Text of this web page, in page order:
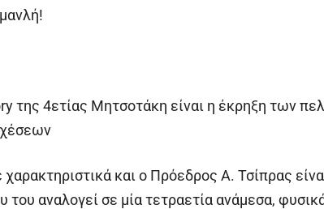
της 4ετίας Μητσοτάκη είναι η έκρηξη των
και ο Πρόεδρος Α. Τσίπρας
του αναλογεί σε μία τετραετία ανάμεσα,